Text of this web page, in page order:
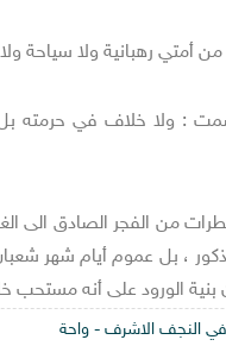
أمتي رهبانية ولا سياحة
الناراقي ج10 ص 510 : (صوم الصمت :
من الفجر الصادق الى
، بل عموم أيام شهر
بنية الورود على أنه
في النجف الاشرف - واحة